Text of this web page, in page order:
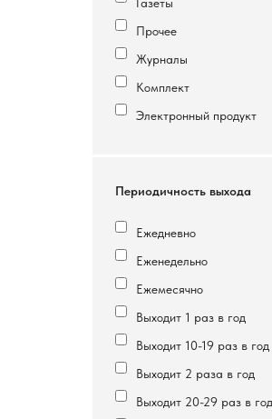
Прочее
Журналы
Комплект
Электронный продукт
Периодичность выхода
Ежедневно
Еженедельно
Ежемесячно
Выходит 1 раз в год
Выходит 10-19 раз в год
Выходит 2 раза в год
Выходит 20-29 раз в год